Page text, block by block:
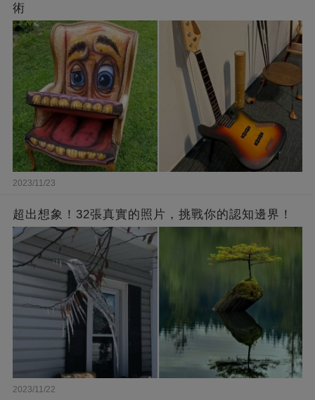
術
2023/11/23
超出想象！32張真實的照片，挑戰你的認知邊界！
2023/11/22